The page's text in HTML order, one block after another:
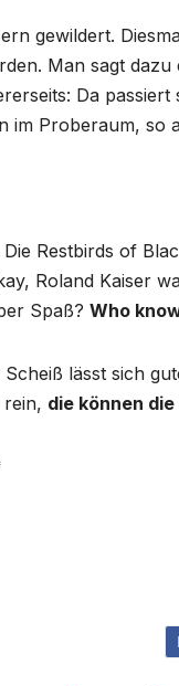
gewildert.
Man sagt dazu
Da
im Proberaum, so
Restbirds of
Roland Kaiser
Spaß? Who
lässt sich
die können